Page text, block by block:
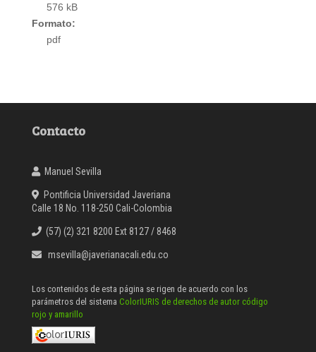
576 kB
Formato:
pdf
Contacto
Manuel Sevilla
Pontificia Universidad Javeriana
Calle 18 No. 118-250 Cali-Colombia
(57) (2) 321 8200 Ext 8127 / 8468
msevilla@javerianacali.edu.co
Los contenidos de esta página se rigen de acuerdo con los
parámetros del sistema ColorIURIS de derechos de autor código
rojo y amarillo